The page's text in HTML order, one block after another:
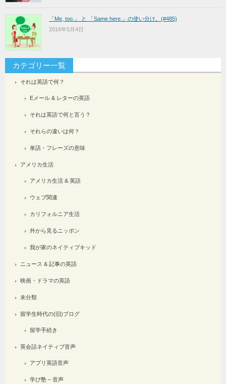
「Me, too.」 と 「Same here.」の使い分け。(#485)
2016年5月4日
カテゴリー一覧
それは英語で何？
Eメール & レターの英語
それは英語で何と言う？
それらの違いは何？
単語・フレーズの意味
アメリカ生活
アメリカ生活 & 英語
ウェブ関連
カリフォルニア生活
外から見るニッポン
我が家のネイティブキッド
ニュース & 記事の英語
映画・ドラマの英語
未分類
留学生時代の(旧)ブログ
留学手続き
英会話ネイティブ音声
アプリ英語音声
学び塾 – 音声